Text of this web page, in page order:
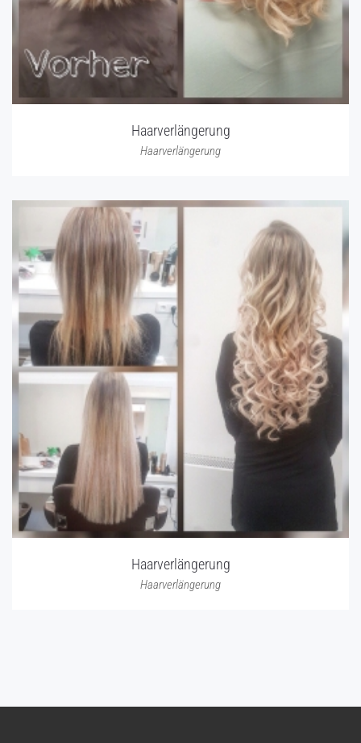
Haarverlängerung
Haarverlängerung
Haarverlängerung
Haarverlängerung